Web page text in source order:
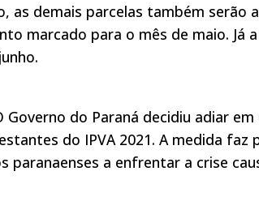
as demais parcelas também serão
marcado para o mês de maio. Já
Governo do Paraná decidiu adiar
do IPVA 2021. A medida
paranaenses a enfrentar a crise